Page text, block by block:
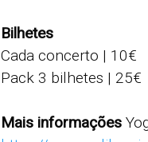
Bilhetes
Cada concerto | 10€
Pack 3 bilhetes | 25€
Mais informações